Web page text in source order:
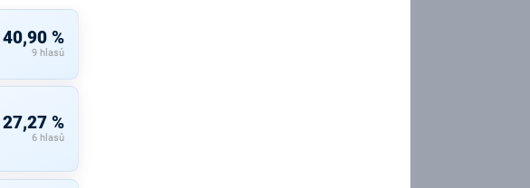
40,90 %
9 hlasů
27,27 %
6 hlasů